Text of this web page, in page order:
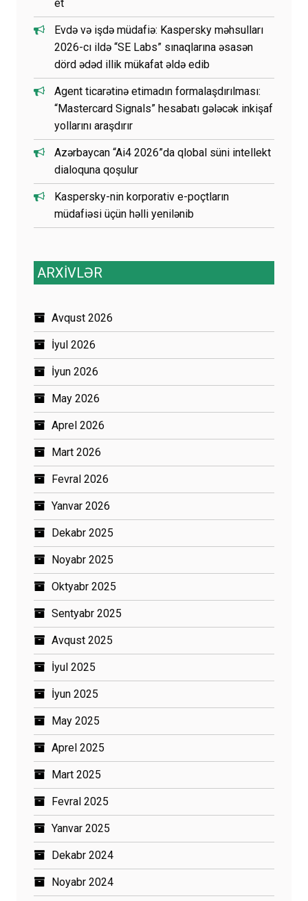
et
Evdə və işdə müdafiə: Kaspersky məhsulları
2026-cı ildə “SE Labs” sınaqlarına əsasən
dörd ədəd illik mükafat əldə edib
Agent ticarətinə etimadın formalaşdırılması:
“Mastercard Signals” hesabatı gələcək inkişaf
yollarını araşdırır
Azərbaycan “Ai4 2026”da qlobal süni intellekt
dialoquna qoşulur
Kaspersky-nin korporativ e-poçtların
müdafiəsi üçün həlli yenilənib
ARXİVLƏR
Avqust 2026
İyul 2026
İyun 2026
May 2026
Aprel 2026
Mart 2026
Fevral 2026
Yanvar 2026
Dekabr 2025
Noyabr 2025
Oktyabr 2025
Sentyabr 2025
Avqust 2025
İyul 2025
İyun 2025
May 2025
Aprel 2025
Mart 2025
Fevral 2025
Yanvar 2025
Dekabr 2024
Noyabr 2024